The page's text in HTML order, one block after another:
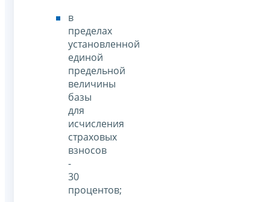
в
пределах
установленной
единой
предельной
величины
базы
для
исчисления
страховых
взносов
-
30
процентов;